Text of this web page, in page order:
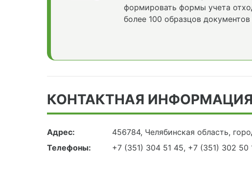
формировать формы учета
более 100 образцов
КОНТАКТНАЯ ИНФОРМАЦИЯ
Адрес:
456784, Челябинская область,
Телефоны:
+7 (351) 304 51 45, +7 (351) 302 50